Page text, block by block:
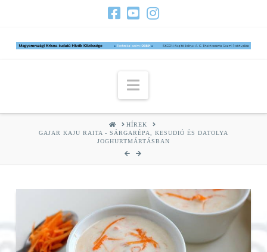
Navigation
HOMEHÍREK
GAJAR KAJU RAITA - SÁRGARÉPA, KESUDIÓ ÉS DATOLYA
JOGHURTMÁRTÁSBAN